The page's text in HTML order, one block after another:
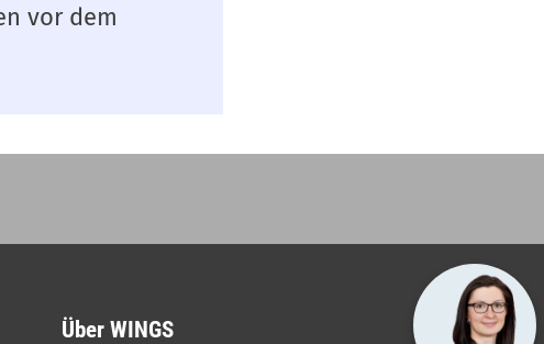
vor dem
Über WINGS